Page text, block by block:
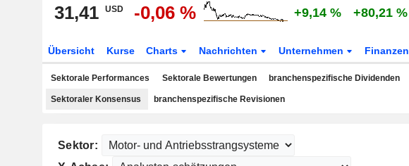
31,41 USD -0,06 % +9,14 % +80,21 %
Übersicht Kurse Charts Nachrichten Unternehmen Finanzen
Sektorale Performances Sektorale Bewertungen branchenspezifische Dividenden
Sektoraler Konsensus branchenspezifische Revisionen
Sektor: